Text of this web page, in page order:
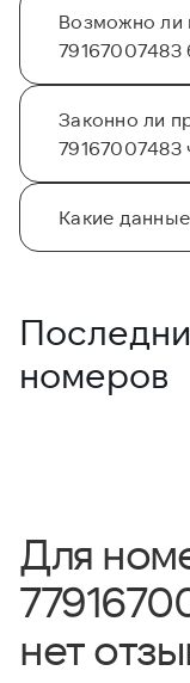
Возможно ли
79167007483
Законно ли
79167007483
Какие
номеров
Для
нет